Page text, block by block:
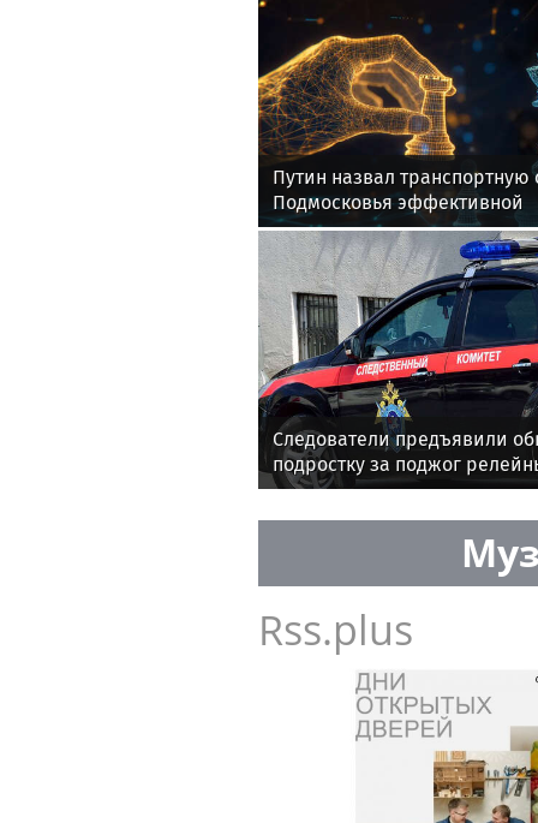
Путин назвал
Подмосковья эффективной
Следователи предъявили
подростку за поджог
Подмосковье
Rss.plus